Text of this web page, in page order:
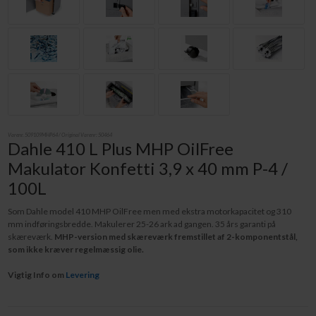
Dahle 410 L Plus MHP OilFree
Makulator Konfetti 3,9 x 40 mm P-4 /
100L
Som Dahle model 410 MHP OilFree men med ekstra motorkapacitet og 310
mm indføringsbredde. Makulerer 25-26 ark ad gangen. 35 års garanti på
skæreværk. MHP-version med skæreværk fremstillet af 2-komponentstål,
som ikke kræver regelmæssig olie.
Vigtig Info om Levering